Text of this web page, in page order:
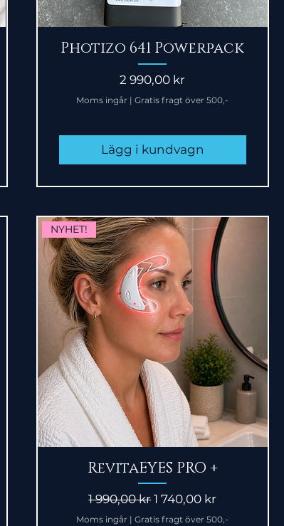
Snabbvisning
Photizo 641 Powerpack
Pris
2 990,00 kr
Moms ingår |Gratis fragt över 500,-
Lägg i kundvagn
Snabbvisning
NYHET!
RevitaEYES PRO +
Ordinarie pris
1 990,00 krReapris
1 740,00 kr
Moms ingår |Gratis fragt över 500,-